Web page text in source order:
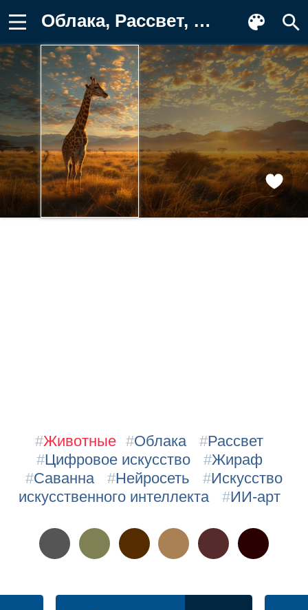
Облака, Рассвет, Цифровое искусство Фотография
#Животные #Облака #Рассвет
#Цифровое искусство #Жираф
#Саванна #Нейросеть #Искусство
искусственного интеллекта
#ИИ-арт